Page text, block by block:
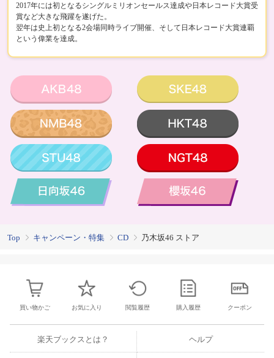
2017年には初となるシングルミリオンセールス達成や日本レコード大賞受
賞など大きな飛躍を遂げた。
翌年は史上初となる2会場同時ライブ開催、そして日本レコード大賞連覇
という偉業を達成。
Top キャンペーン・特集 CD 乃木坂46 ストア
買い物かご お気に入り 閲覧履歴 購入履歴 クーポン
楽天ブックスとは？ ヘルプ